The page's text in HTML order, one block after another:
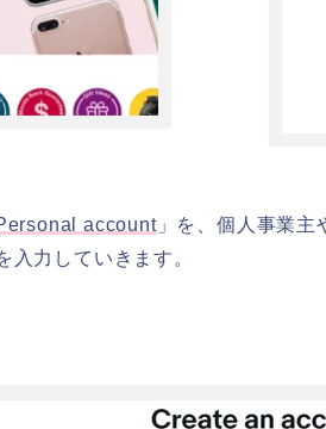
account」を、個人事業主
入力していきます。